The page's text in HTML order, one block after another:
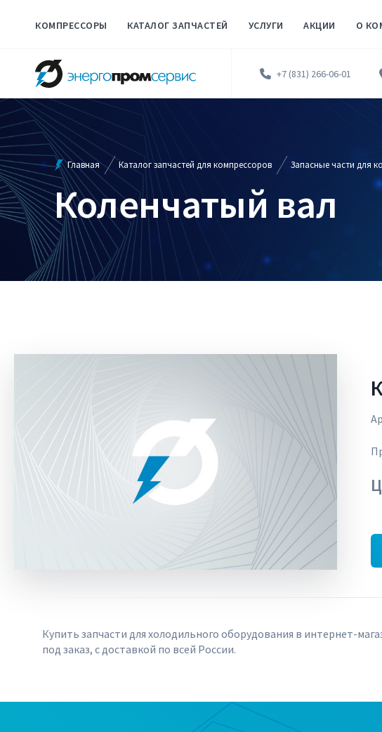
КОМПРЕССОРЫ КАТАЛОГ ЗАПЧАСТЕЙ УСЛУГИ АКЦИИ О
+7 (831) 266-06-01
Главная Каталог запчастей для компрессоров Запасные части для
Коленчатый вал
Купить запчасти для холодильного оборудования в интернет-
под заказ, с доставкой по всей России.